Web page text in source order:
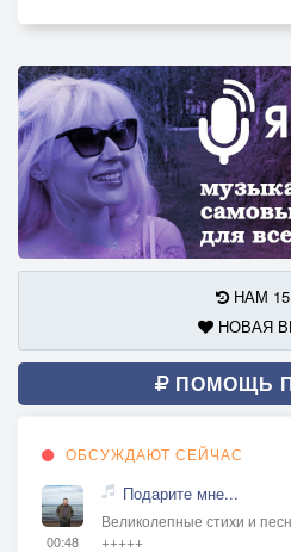
НАМ
НОВАЯ
ПОМОЩЬ
ОБСУЖДАЮТ СЕЙЧАС
00:48
Подарите мне...
Великолепные стихи и
+++++